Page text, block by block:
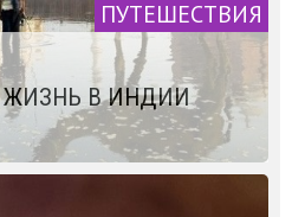
ПУТЕШЕСТВИЯ
ЖИЗНЬ В ИНДИИ